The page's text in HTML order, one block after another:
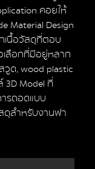
คอยให้
Material Design
เนื้อวัสดุที่ตอบ
เลือกที่มีอยู่หลาก
ด, wood plastic
3D Model ที่
รถอดแบบ
ดุสำหรับงานฟา